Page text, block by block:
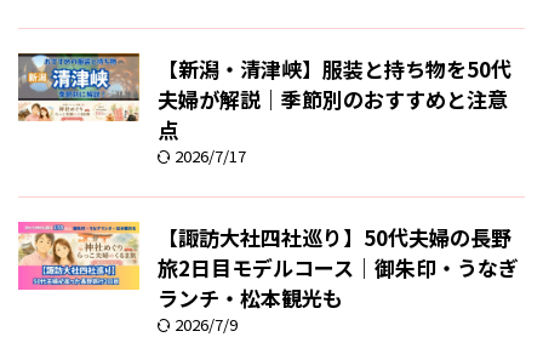
【新潟・清津峡】服装と持ち物を50代
夫婦が解説｜季節別のおすすめと注意
点
2026/7/17
【諏訪大社四社巡り】50代夫婦の長野
旅2日目モデルコース｜御朱印・うなぎ
ランチ・松本観光も
2026/7/9